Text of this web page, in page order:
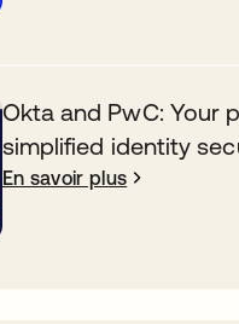
Okta and PwC: Your
simplified identity
En savoir plus